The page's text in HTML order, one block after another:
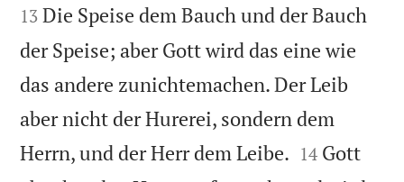
13 Die Speise dem Bauch und der Bauch
der Speise; aber Gott wird das eine wie
das andere zunichtemachen. Der Leib
aber nicht der Hurerei, sondern dem
Herrn, und der Herr dem Leibe. 

14 Gott